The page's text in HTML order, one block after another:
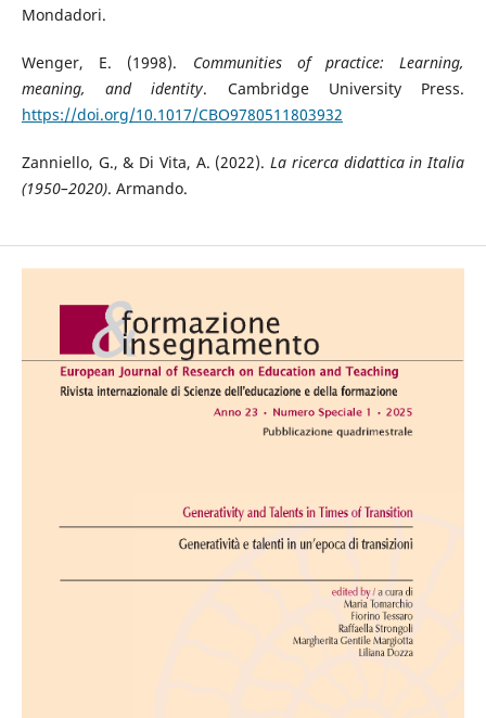
Mondadori.
Wenger, E. (1998). Communities of practice: Learning,
meaning, and identity. Cambridge University Press.
https://doi.org/10.1017/CBO9780511803932
Zanniello, G., & Di Vita, A. (2022).La ricerca didattica in Italia
(1950–2020). Armando.